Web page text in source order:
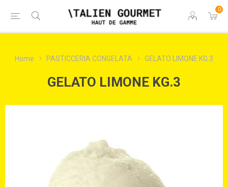
0
Home PASTICCERIA CONGELATA GELATO LIMONE KG.3
GELATO LIMONE KG.3